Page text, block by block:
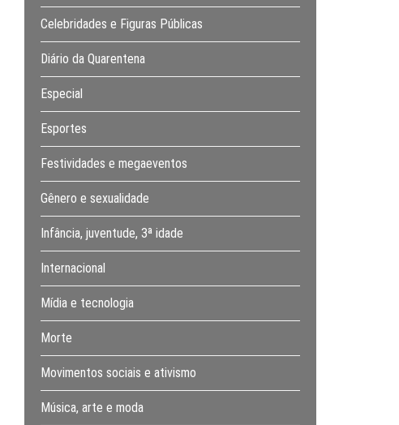
Celebridades e Figuras Públicas
Diário da Quarentena
Especial
Esportes
Festividades e megaeventos
Gênero e sexualidade
Infância, juventude, 3ª idade
Internacional
Mídia e tecnologia
Morte
Movimentos sociais e ativismo
Música, arte e moda